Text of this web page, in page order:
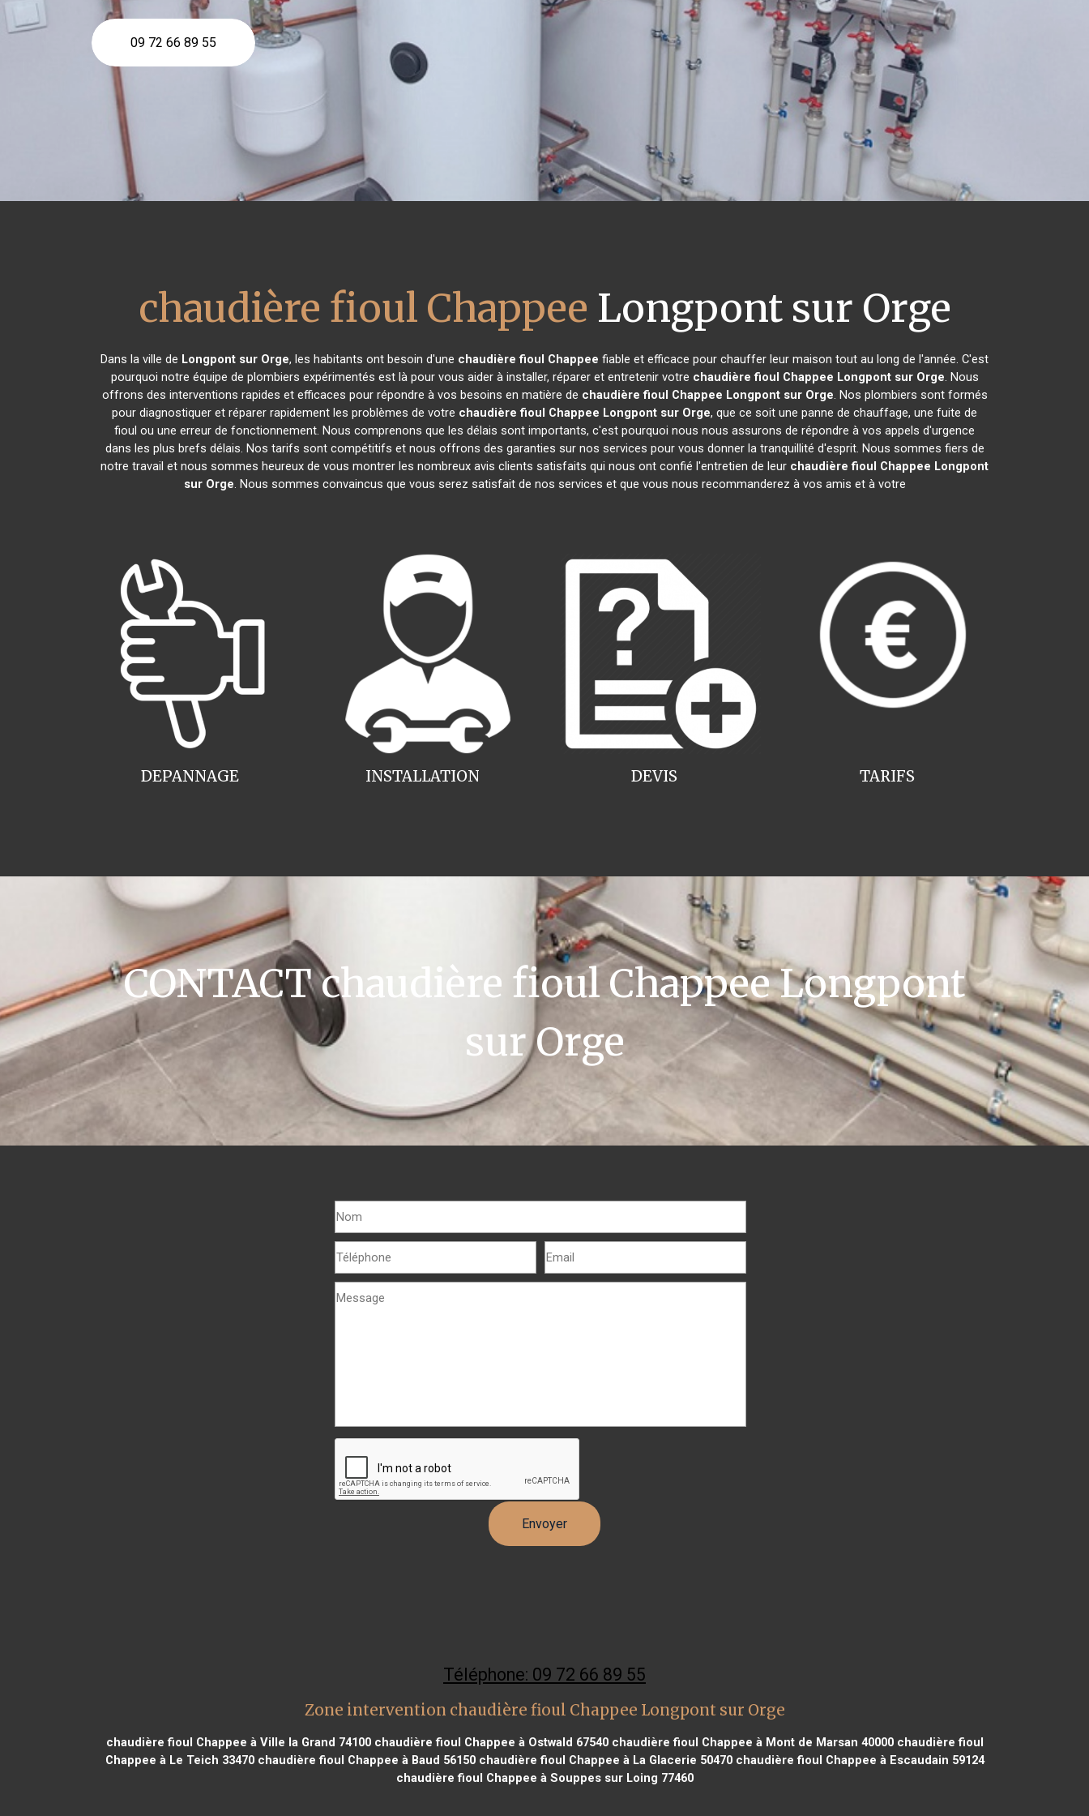
09 72 66 89 55
chaudière fioul Chappee Longpont sur Orge
Dans la ville de Longpont sur Orge, les habitants ont besoin d'une chaudière fioul Chappee fiable et efficace pour chauffer leur maison tout au long de l'année. C'est
pourquoi notre équipe de plombiers expérimentés est là pour vous aider à installer, réparer et entretenir votre chaudière fioul Chappee Longpont sur Orge. Nous
offrons des interventions rapides et efficaces pour répondre à vos besoins en matière de chaudière fioul Chappee Longpont sur Orge. Nos plombiers sont formés
pour diagnostiquer et réparer rapidement les problèmes de votre chaudière fioul Chappee Longpont sur Orge, que ce soit une panne de chauffage, une fuite de
fioul ou une erreur de fonctionnement. Nous comprenons que les délais sont importants, c'est pourquoi nous nous assurons de répondre à vos appels d'urgence
dans les plus brefs délais. Nos tarifs sont compétitifs et nous offrons des garanties sur nos services pour vous donner la tranquillité d'esprit. Nous sommes fiers de
notre travail et nous sommes heureux de vous montrer les nombreux avis clients satisfaits qui nous ont confié l'entretien de leur chaudière fioul Chappee Longpont
sur Orge. Nous sommes convaincus que vous serez satisfait de nos services et que vous nous recommanderez à vos amis et à votre
INSTALLATION
DEPANNAGE TARIFS
DEVIS
CONTACT chaudière fioul Chappee Longpont
sur Orge
Téléphone: 09 72 66 89 55
Zone intervention chaudière fioul Chappee Longpont sur Orge
chaudière fioul Chappee à Ville la Grand 74100chaudière fioul Chappee à Ostwald 67540chaudière fioul Chappee à Mont de Marsan 40000chaudière fioul
Chappee à Le Teich 33470chaudière fioul Chappee à Baud 56150chaudière fioul Chappee à La Glacerie 50470chaudière fioul Chappee à Escaudain 59124
chaudière fioul Chappee à Souppes sur Loing 77460